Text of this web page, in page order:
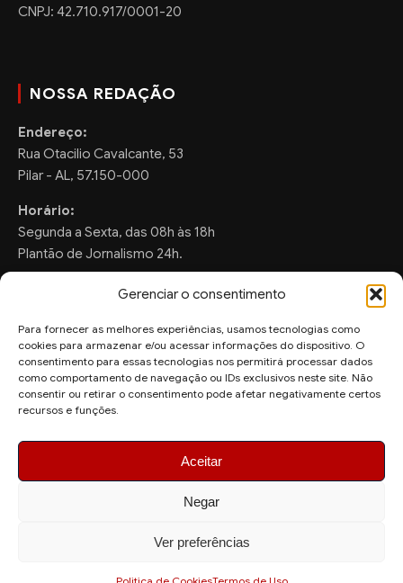
Gerenciar o consentimento
Para fornecer as melhores experiências, usamos tecnologias como
cookies para armazenar e/ou acessar informações do dispositivo. O
consentimento para essas tecnologias nos permitirá processar dados
como comportamento de navegação ou IDs exclusivos neste site. Não
consentir ou retirar o consentimento pode afetar negativamente certos
recursos e funções.
Aceitar
Negar
Ver preferências
CNPJ: 42.710.917/0001-20
NOSSA REDAÇÃO
Endereço:
Rua Otacilio Cavalcante, 53
Pilar - AL, 57.150-000
Horário:
Segunda a Sexta, das 08h às 18h
Plantão de Jornalismo 24h.
FALE CONOSCO
Sugestões de Pauta:
ronaldo.valentim150@gmail.com
© 2026 AquiAgora - Todos os direitos reservados.